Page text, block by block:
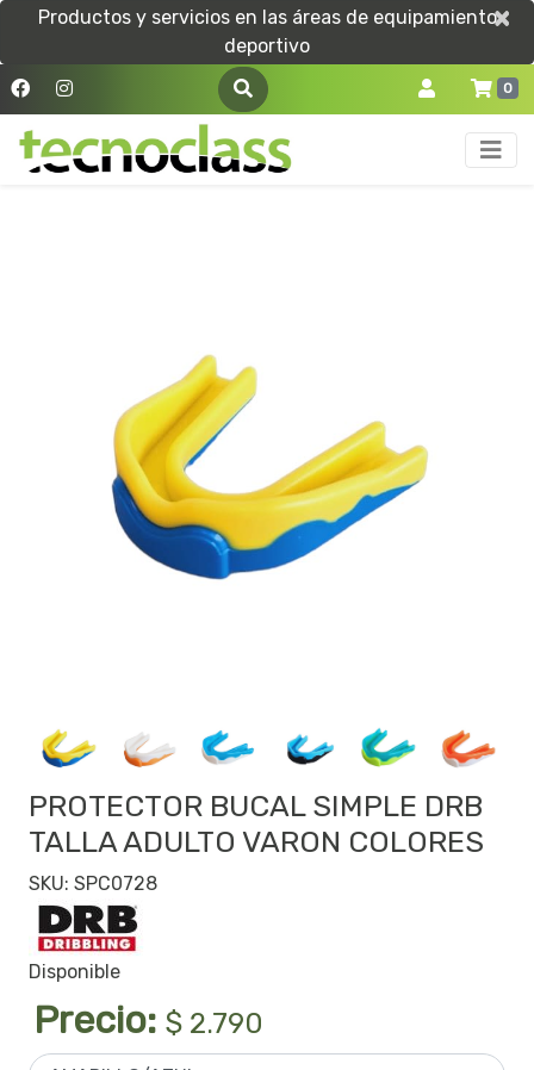
Productos y servicios en las áreas de equipamiento
deportivo
×
×
0
PROTECTOR BUCAL SIMPLE DRB
TALLA ADULTO VARON COLORES
SKU: SPC0728
Disponible
Precio: $ 2.790